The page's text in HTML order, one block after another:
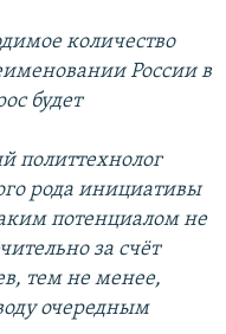
количество
России в
будет
политтехнолог
рода инициативы
потенциалом не
за счёт
тем не менее,
очередным